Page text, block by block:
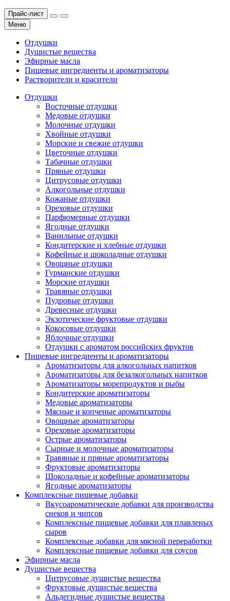
Прайс-лист
Меню
Отдушки
Душистые вещества
Эфирные масла
Пищевые ингредиенты и ароматизаторы
Растворители и красители
Отдушки
Восточные отдушки
Медовые отдушки
Молочные отдушки
Хвойные отдушки
Морские и свежие отдушки
Цветочные отдушки
Табачные отдушки
Пряные отдушки
Цитрусовые отдушки
Алкогольные отдушки
Кожаные отдушки
Ореховые отдушки
Парфюмерные отдушки
Ягодные отдушки
Ванильные отдушки
Кондитерские и хлебные отдушки
Кофейные и шоколадные отдушки
Овощные отдушки
Гурманские отдушки
Морские отдушки
Травяные отдушки
Пудровые отдушки
Древесные отдушки
Экзотические фруктовые отдушки
Кокосовые отдушки
Яблочные отдушки
Отдушки с ароматом российских фруктов
Пищевые ингредиенты и ароматизаторы
Ароматизаторы для алкогольных напитков
Ароматизаторы для безалкогольных напитков
Ароматизаторы морепродуктов и рыбы
Кондитерские ароматизаторы
Медовые ароматизаторы
Мясные и копченые ароматизаторы
Овощные ароматизаторы
Ореховые ароматизаторы
Острые ароматизаторы
Сырные и молочные ароматизаторы
Травяные и пряные ароматизаторы
Фруктовые ароматизаторы
Шоколадные и кофейные ароматизаторы
Ягодные ароматизаторы
Комплексные пищевые добавки
Вкусоароматические добавки для производства
снеков и чипсов
Комплексные пищевые добавки для плавленых
сыров
Комплексные добавки для мясной переработки
Комплексные пищевые добавки для соусов
Эфирные масла
Душистые вещества
Цитрусовые душистые вещества
Фруктовые душистые вещества
Альдегидные душистые вещества